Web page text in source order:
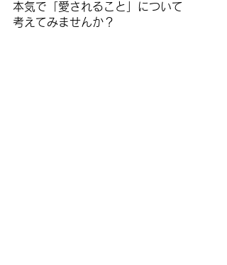
本気で「愛されること」について
考えてみませんか？